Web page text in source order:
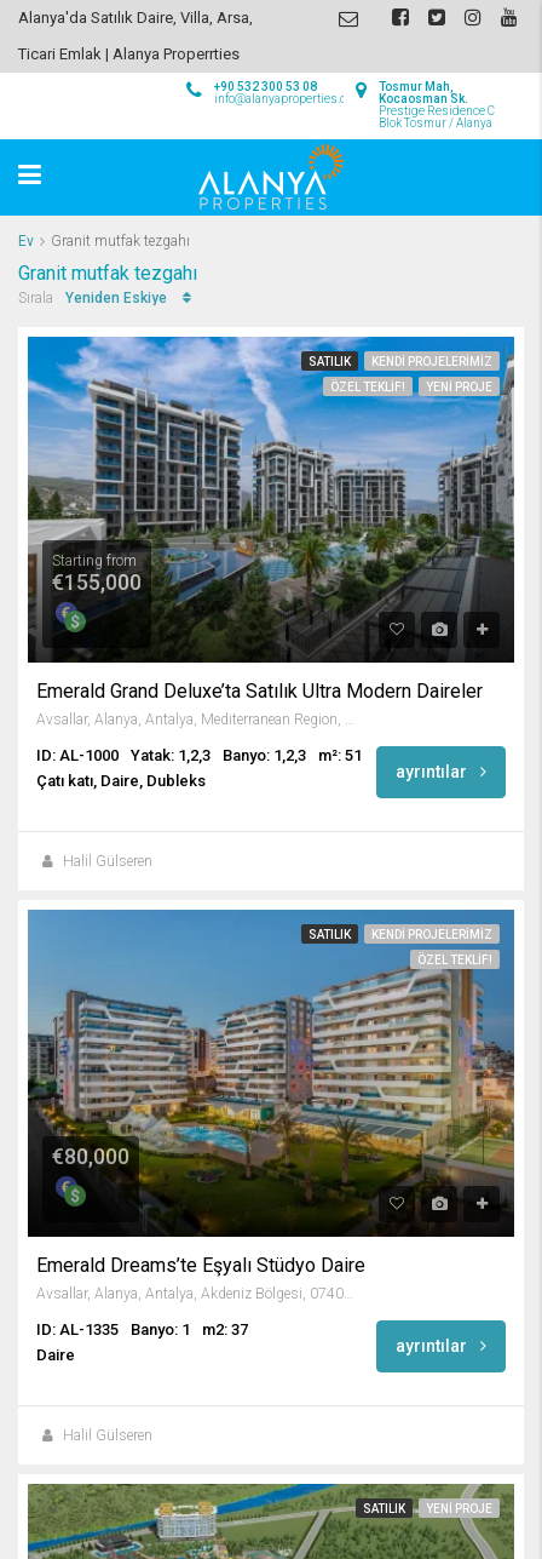
Alanya'da Satılık Daire, Villa, Arsa,
Ticari Emlak | Alanya Properrties
Tosmur Mah,
Kocaosman Sk.
Prestige Residence C
Blok Tosmur / Alanya
+90 532 300 53 08
info@alanyaproperties.com
Ev Granit mutfak tezgahı
Granit mutfak tezgahı
Sırala Yeniden Eskiye
SATILIK
KENDI PROJELERIMIZ
ÖZEL TEKLIF!
YENI PROJE
Starting from
€155,000
Emerald Grand Deluxe’ta Satılık Ultra Modern Daireler
Avsallar, Alanya, Antalya, Mediterranean Region, Turkey
ID: AL-1000 Yatak: 1,2,3 Banyo: 1,2,3
m²: 51
Çatı katı, Daire, Dubleks
ayrıntılar
Halil Gülseren
SATILIK
KENDI PROJELERIMIZ
ÖZEL TEKLIF!
€80,000
Emerald Dreams’te Eşyalı Stüdyo Daire
ID: AL-1335 Banyo: 1
m2: 37
Daire
ayrıntılar
Halil Gülseren
SATILIK YENI PROJE